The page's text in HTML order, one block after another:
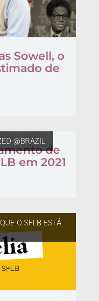
Sowell, o
de
@BRAZIL
de
em 2021
O SFLB ESTÁ